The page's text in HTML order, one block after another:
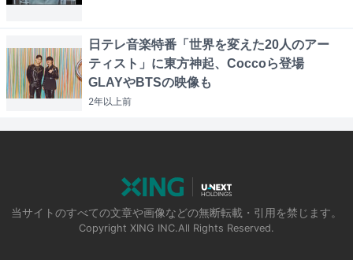
日テレ音楽特番「世界を変えた20人のアー
ティスト」に東方神起、Coccoら登場
GLAYやBTSの映像も
2年以上前
当サイトのすべての文章や画像などの無断転載・引用を禁じます。
Copyright XING INC.All Rights Reserved.